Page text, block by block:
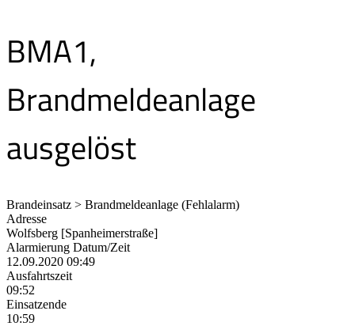
BMA1,
Brandmeldeanlage
ausgelöst
Brandeinsatz > Brandmeldeanlage (Fehlalarm)
Adresse
Wolfsberg [Spanheimerstraße]
Alarmierung Datum/Zeit
12.09.2020 09:49
Ausfahrtszeit
09:52
Einsatzende
10:59